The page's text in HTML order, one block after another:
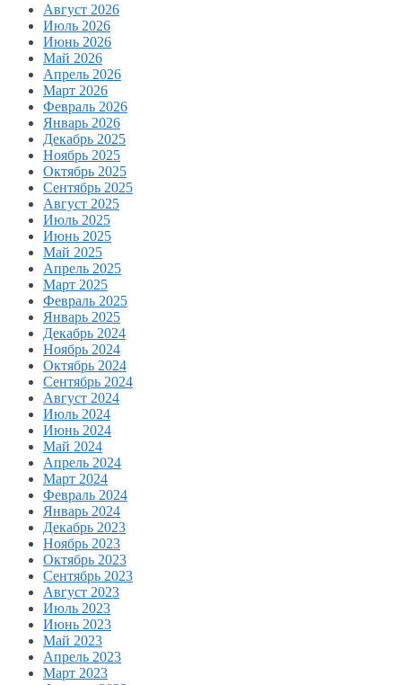
Август 2026
Июль 2026
Июнь 2026
Май 2026
Апрель 2026
Март 2026
Февраль 2026
Январь 2026
Декабрь 2025
Ноябрь 2025
Октябрь 2025
Сентябрь 2025
Август 2025
Июль 2025
Июнь 2025
Май 2025
Апрель 2025
Март 2025
Февраль 2025
Январь 2025
Декабрь 2024
Ноябрь 2024
Октябрь 2024
Сентябрь 2024
Август 2024
Июль 2024
Июнь 2024
Май 2024
Апрель 2024
Март 2024
Февраль 2024
Январь 2024
Декабрь 2023
Ноябрь 2023
Октябрь 2023
Сентябрь 2023
Август 2023
Июль 2023
Июнь 2023
Май 2023
Апрель 2023
Март 2023